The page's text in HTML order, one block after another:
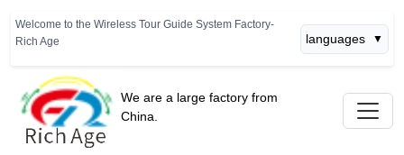
Welcome to the Wireless Tour Guide System Factory-
Rich Age
languages ▼
We are a large factory from
China.